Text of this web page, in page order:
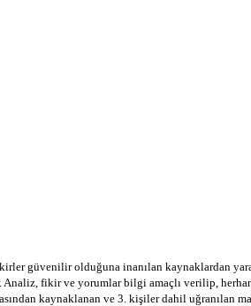
güvenilir olduğuna inanılan kaynaklardan
fikir ve yorumlar bilgi amaçlı verilip,
kaynaklanan ve 3. kişiler dahil uğranılan